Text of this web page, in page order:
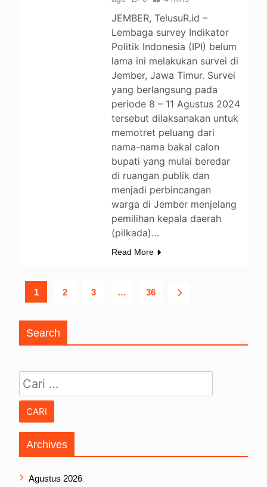
JEMBER, TelusuR.id –
Lembaga survey Indikator
Politik Indonesia (IPI) belum
lama ini melakukan survei di
Jember, Jawa Timur. Survei
yang berlangsung pada
periode 8 – 11 Agustus 2024
tersebut dilaksanakan untuk
memotret peluang dari
nama-nama bakal calon
bupati yang mulai beredar
di ruangan publik dan
menjadi perbincangan
warga di Jember menjelang
pemilihan kepala daerah
(pilkada)…
Read More
1 2 3 … 36
Search
Archives
Agustus 2026